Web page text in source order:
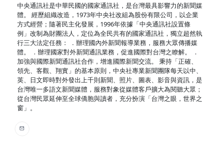
中央通訊社是中華民國的國家通訊社，是台灣最具影響力的新聞媒
體。 經歷組織改造，1973年中央社改組為股份有限公司，以企業
方式經營；隨著民主化發展，1996年依據「中央通訊社設置條
例」改制為財團法人，定位為全民共有的國家通訊社，獨立超然執
行三大法定任務： ．辦理國內外新聞報導業務，服務大眾傳播媒
體。 ．辦理國家對外新聞通訊業務，促進國際對台灣之瞭解。 ．
加強與國際新聞通訊社合作，增進國際新聞交流。 秉持「正確、
領先、客觀、翔實」的基本原則，中央社專業新聞團隊每天以中、
英、日文即時對外發出上千則新聞、照片、圖表、影音與資訊，是
台灣唯一多語文新聞媒體，服務對象從媒體客戶擴大為閱聽大眾；
從台灣民眾延伸至全球僑胞與讀者，充分扮演「台灣之眼，世界之
窗」。